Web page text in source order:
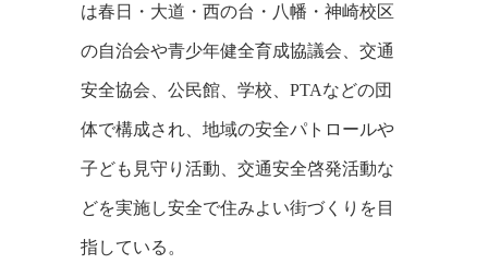
は春日・大道・西の台・八幡・神崎校区
の自治会や青少年健全育成協議会、交通
安全協会、公民館、学校、PTAなどの団
体で構成され、地域の安全パトロールや
子ども見守り活動、交通安全啓発活動な
どを実施し安全で住みよい街づくりを目
指している。